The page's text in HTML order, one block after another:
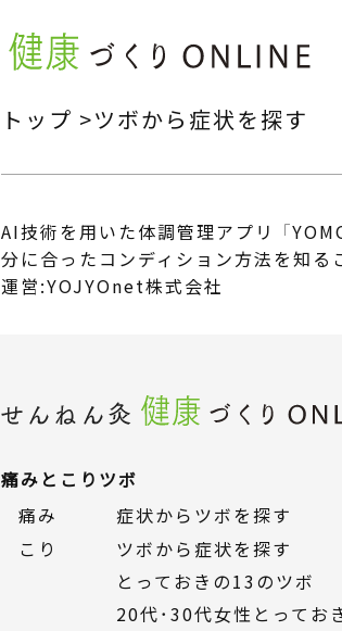
トップ ツボから症状を探す
AI技術を用いた体調管理アプリ 「
分に合ったコンディション方法を知る
運営:YOJYOnet株式会社
痛みとこり
痛み
こり
ツボ
症状からツボを探す
ツボから症状を探す
とっておきの13のツボ
20代・30代女性とってお